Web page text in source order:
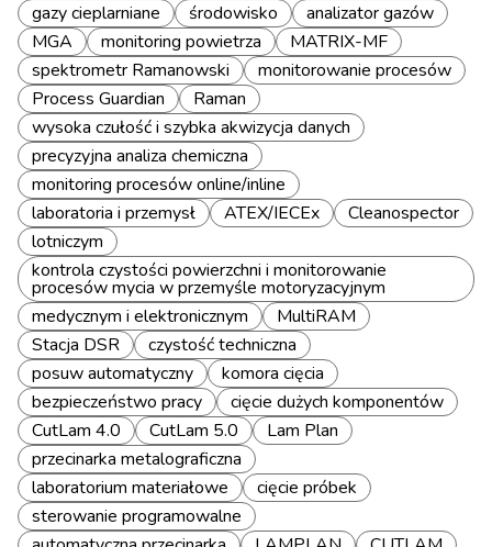
gazy cieplarniane
środowisko
analizator gazów
MGA
monitoring powietrza
MATRIX-MF
spektrometr Ramanowski
monitorowanie procesów
Process Guardian
Raman
wysoka czułość i szybka akwizycja danych
precyzyjna analiza chemiczna
monitoring procesów online/inline
laboratoria i przemysł
ATEX/IECEx
Cleanospector
lotniczym
kontrola czystości powierzchni i monitorowanie
procesów mycia w przemyśle motoryzacyjnym
medycznym i elektronicznym
MultiRAM
Stacja DSR
czystość techniczna
posuw automatyczny
komora cięcia
bezpieczeństwo pracy
cięcie dużych komponentów
CutLam 4.0
CutLam 5.0
Lam Plan
przecinarka metalograficzna
laboratorium materiałowe
cięcie próbek
sterowanie programowalne